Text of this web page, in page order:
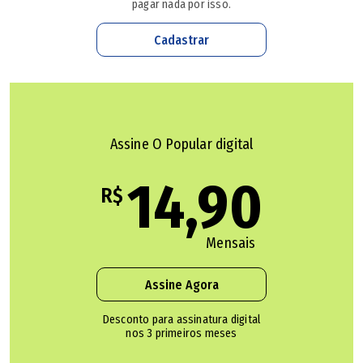
Relembre o caso
No dia 21 de julho, José Porto foi alvo de vários tiros
quando estava na porta de sua casa. Imagens de uma
câmera de segurança, exibidas pela TV Anhanguera,
mostram o momento da tentativa de homicídio
pagar nada por isso.
Cadastrar
Assine O Popular digital
R$ 14,90
Mensais
Assine Agora
Desconto para assinatura digital
nos 3 primeiros meses